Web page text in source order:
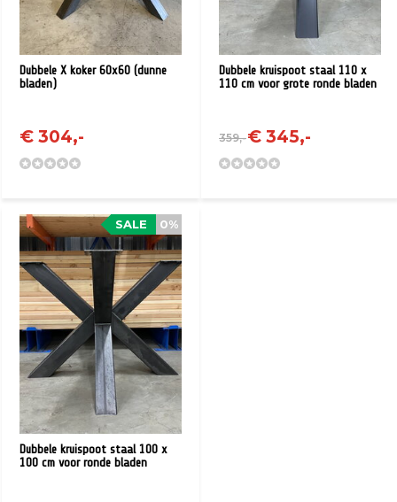
Dubbele X koker 60x60 (dunne
bladen)
€ 304,-
Dubbele kruispoot staal 110 x
110 cm voor grote ronde bladen
359,-€ 345,-
Dubbele kruispoot staal 100 x
100 cm voor ronde bladen
0%
SALE